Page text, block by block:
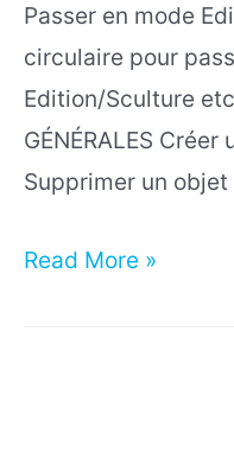
Passer en mode
circulaire pour
Edition/Sculture
GÉNÉRALES
Supprimer un
Les
Read More »